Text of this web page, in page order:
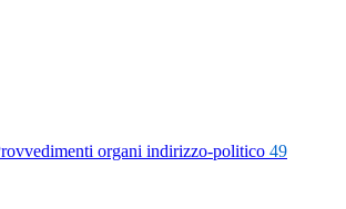
organi indirizzo-politico 49